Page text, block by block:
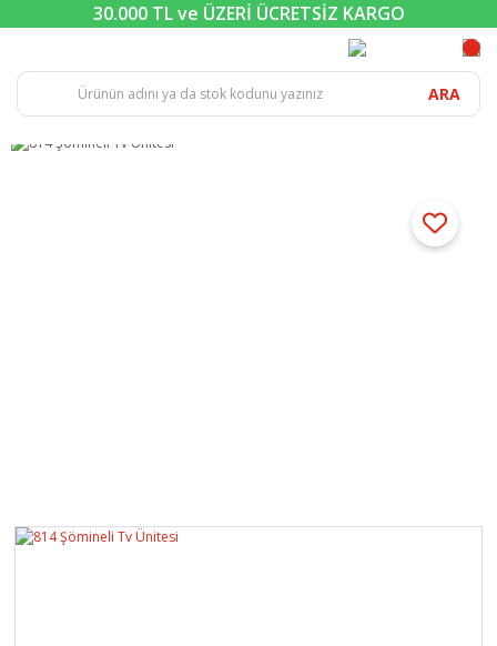
30.000 TL ve ÜZERİ ÜCRETSİZ KARGO
ARA